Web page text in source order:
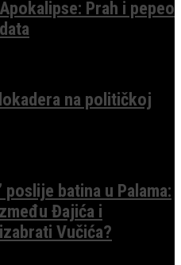
Prah i pepeo
na političkoj
poslije batina u Palama:
Đajića i
Vučića?